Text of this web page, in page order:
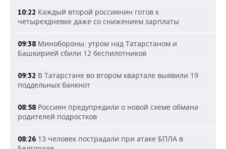
10:22 Каждый второй россиянин готов к
четырехдневке даже со снижением зарплаты
09:38 Минобороны: утром над Татарстаном и
Башкирией сбили 12 беспилотников
09:32 В Татарстане во втором квартале выявили 19
поддельных банкнот
08:58 Россиян предупредили о новой схеме обмана
родителей подростков
08:26 13 человек пострадали при атаке БПЛА в